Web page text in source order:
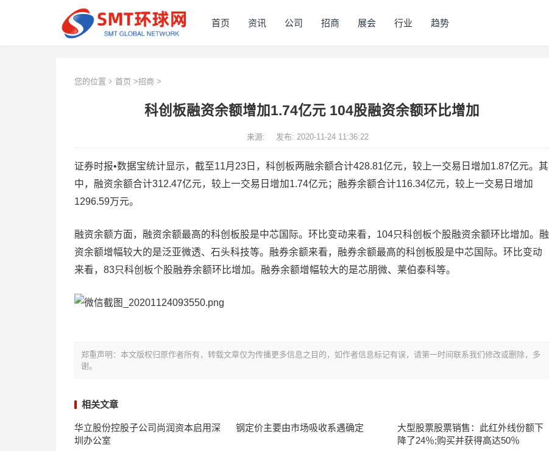
首页 资讯 公司 招商 展会 行业 趋势
您的位置 首页 >招商 >
科创板融资余额增加1.74亿元 104股融资余额环比增加
来源: 发布: 2020-11-24 11:36:22
证券时报•数据宝统计显示，截至11月23日，科创板两融余额合计428.81亿元，较上一交易日增加1.87亿元。其
中，融资余额合计312.47亿元，较上一交易日增加1.74亿元；融券余额合计116.34亿元，较上一交易日增加
1296.59万元。
融资余额方面，融资余额最高的科创板股是中芯国际。环比变动来看，104只科创板个股融资余额环比增加。融
资余额增幅较大的是泛亚微透、石头科技等。融券余额来看，融券余额最高的科创板股是中芯国际。环比变动
来看，83只科创板个股融券余额环比增加。融券余额增幅较大的是芯朋微、莱伯泰科等。
郑重声明：本文版权归原作者所有，转载文章仅为传播更多信息之目的，如作者信息标记有误，请第一时间联系我们修改或删除，多
谢。
相关文章
华立股份控股子公司尚润资本启用深
圳办公室
钢定价主要由市场吸收系遇确定
大型股票股票销售：此红外线份额下
降了24％;购买并获得高达50％